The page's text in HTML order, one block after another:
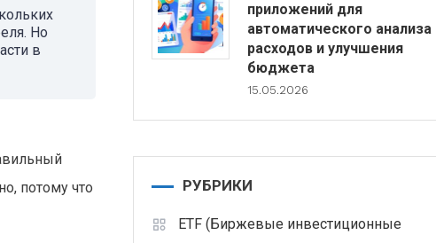
Но
в
потому что
приложений для
автоматического анализа
расходов и улучшения
бюджета
15.05.2026
РУБРИКИ
ETF (Биржевые инвестиционные